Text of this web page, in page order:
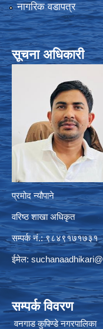
नागरिक वडापत्र
सूचना अधिकारी
प्रमोद न्यौपाने
वरिष्ठ शाखा अधिकृत
सम्पर्क नं.: ९८४९१७१७३१
ईमेल:
सम्पर्क विवरण
वनगाड कुपिण्डे नगरपालिका